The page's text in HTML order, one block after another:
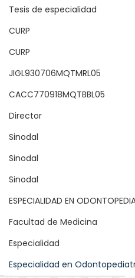
Tesis de especialidad
CURP
CURP
JIGL930706MQTMRL05
CACC770918MQTBBL05
Director
Sinodal
Sinodal
Sinodal
ESPECIALIDAD EN
Facultad de Medicina
Especialidad
Especialidad en